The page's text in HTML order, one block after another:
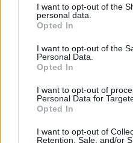
I want to opt-out of the
personal data.
Opted In
I want to opt-out of the
Personal Data.
Opted In
I want to opt-out of
Personal Data for
Opted In
I want to opt-out of
Retention, Sale, and/or
landą įstaigoms daryti
Žinios | Lietuvos diena
A. Mazuronis: „Seimas yra
Laidos | NeSpaudai